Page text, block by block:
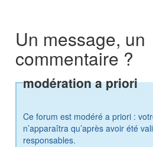
Un message, un
commentaire ?
modération a priori
Ce forum est modéré a priori :
n’apparaîtra qu’après avoir été
responsables.